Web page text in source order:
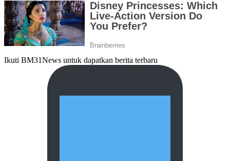
Ikuti BM31News untuk dapatkan berita terbaru